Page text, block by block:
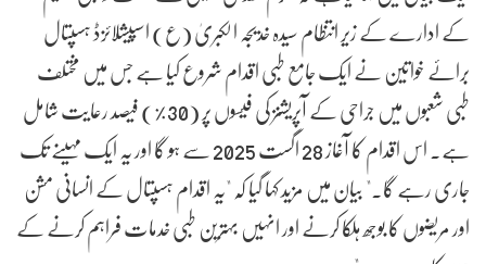
کے ادارے کے زیر انتظام سیدہ خدیجہ الکبریٰ (ع) اسپیشلائزڈ ہسپتال
برائے خواتین نے ایک جامع طبی اقدام شروع کیا ہے جس میں مختلف
طبی شعبوں میں جراحی کے آپریشنز کی فیسوں پر (30%) فیصد رعایت شامل
ہے۔ اس اقدام کا آغاز 28 اگست 2025 سے ہو گا اور یہ ایک مہینے تک
جاری رہے گا۔" بیان میں مزید کہا گیا کہ "یہ اقدام ہسپتال کے انسانی مشن
اور مریضوں کا بوجھ ہلکا کرنے اور انہیں بہترین طبی خدمات فراہم کرنے کے